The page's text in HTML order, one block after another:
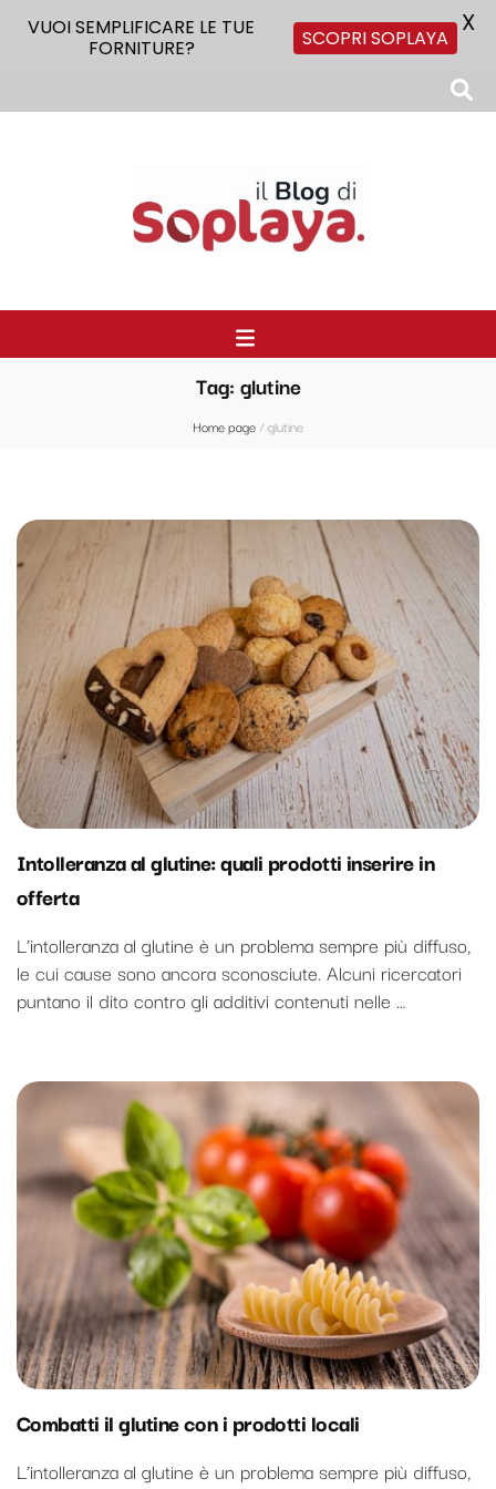
Tag: glutine
Home page/glutine
Intolleranza al glutine: quali prodotti inserire in
offerta
L’intolleranza al glutine è un problema sempre più diffuso,
le cui cause sono ancora sconosciute. Alcuni ricercatori
puntano il dito contro gli additivi contenuti nelle …
Combatti il glutine con i prodotti locali
L’intolleranza al glutine è un problema sempre più diffuso,
VUOI SEMPLIFICARE LE TUE
FORNITURE?
SCOPRI SOPLAYA X